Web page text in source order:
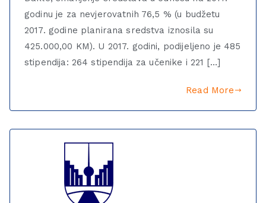
godinu je za nevjerovatnih 76,5 % (u budžetu
2017. godine planirana sredstva iznosila su
425.000,00 KM). U 2017. godini, podijeljeno je 485
stipendija: 264 stipendija za učenike i 221 […]
Read More